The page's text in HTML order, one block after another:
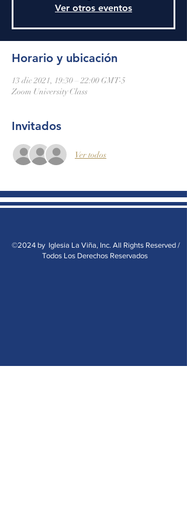
Ver otros eventos
Horario y ubicación
13 dic 2021, 19:30 – 22:00 GMT-5
Zoom University Class
Invitados
Ver todos
©2024 by Iglesia La Viña, Inc. All Rights Reserved /
Todos Los Derechos Reservados